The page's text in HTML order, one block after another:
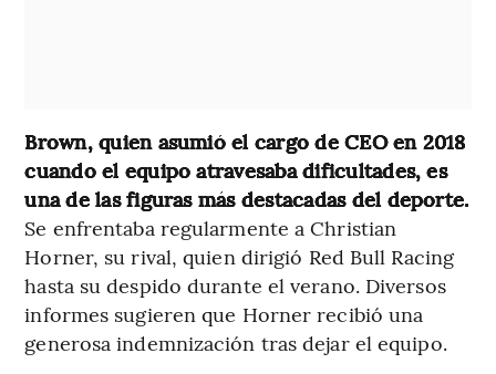
Brown, quien asumió el cargo de CEO en 2018
cuando el equipo atravesaba dificultades, es
una de las figuras más destacadas del deporte.
Se enfrentaba regularmente a Christian
Horner, su rival, quien dirigió Red Bull Racing
hasta su despido durante el verano. Diversos
informes sugieren que Horner recibió una
generosa indemnización tras dejar el equipo.